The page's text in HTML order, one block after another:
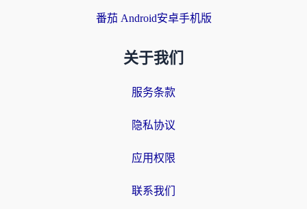
番茄 Android安卓手机版
关于我们
服务条款
隐私协议
应用权限
联系我们